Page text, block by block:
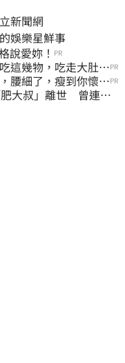
新聞網
娛樂星鮮事
說愛妳！ PR
這幾物，吃走大肚
PR
腰細了，瘦到你懷疑PR
肥大叔」離世 曾連播